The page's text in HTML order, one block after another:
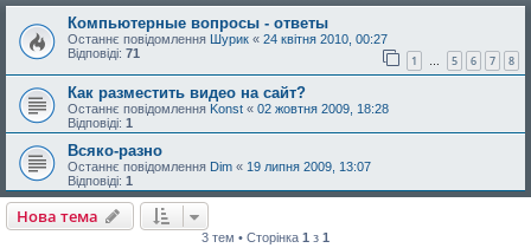
Компьютерные вопросы - ответы
Останнє повідомлення Шурик « 24 квітня 2010, 00:27
Відповіді: 71 1 … 5 6 7 8
Как разместить видео на сайт?
Останнє повідомлення Konst « 02 жовтня 2009, 18:28
Відповіді: 1
Всяко-разно
Останнє повідомлення Dim « 19 липня 2009, 13:07
Відповіді: 1
Нова тема
3 тем • Сторінка 1 з 1